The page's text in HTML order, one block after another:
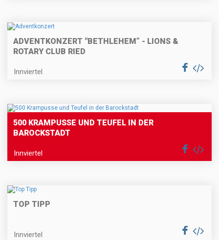
ADVENTKONZERT "BETHLEHEM” - LIONS &
ROTARY CLUB RIED
Innviertel
500 KRAMPUSSE UND TEUFEL IN DER
BAROCKSTADT
Innviertel
TOP TIPP
Innviertel